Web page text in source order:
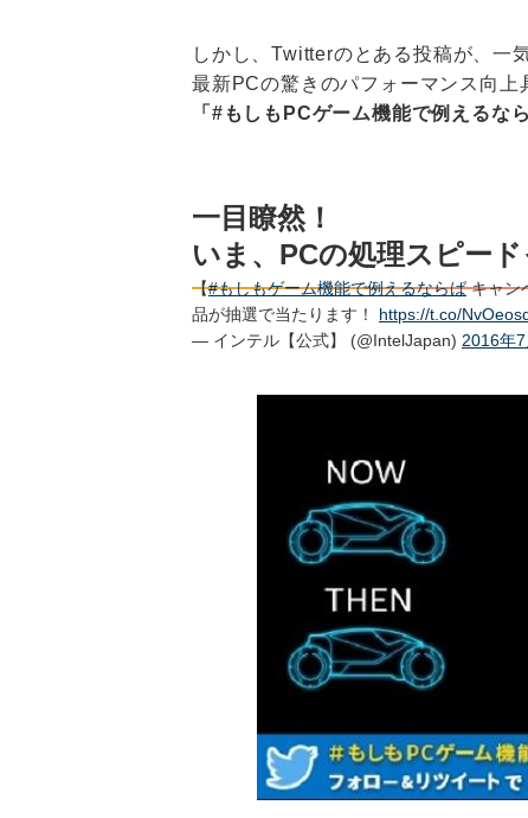
しかし、Twitterのとある投稿が、一
最新PCの驚きのパフォーマンス向
「#もしもPCゲーム機能で例えるなら
一目瞭然！
いま、PCの処理スピー
【#もしもゲーム機能で例えるならばキャン
品が抽選で当たります！ https://t.co/
— インテル【公式】 (@IntelJapan) 2016年7